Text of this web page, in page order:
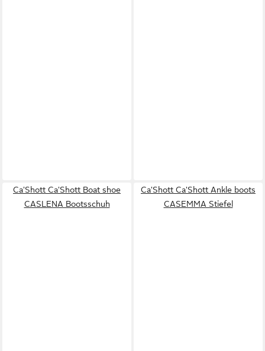
Ca'Shott Ca'Shott Boat shoe
CASLENA Bootsschuh
Ca'Shott Ca'Shott Ankle boots
CASEMMA Stiefel